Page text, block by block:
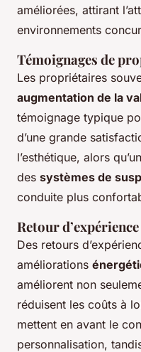
améliorées, attirant
environnements
Témoignages de
Les propriétaires
augmentation de la
témoignage typique
d’une grande
l’esthétique, alors
des systèmes de
conduite plus
Retour
Des retours
améliorations
améliorent non
réduisent les coûts à
mettent en avant le
personnalisation,